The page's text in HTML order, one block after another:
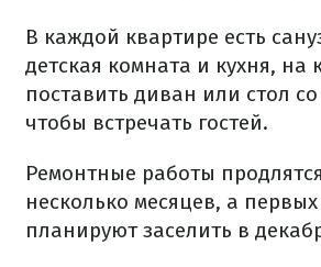
В каждой квартире есть
детская комната и кухня, на
поставить диван или стол со
чтобы встречать гостей.
Ремонтные работы
несколько месяцев, а
планируют заселить в